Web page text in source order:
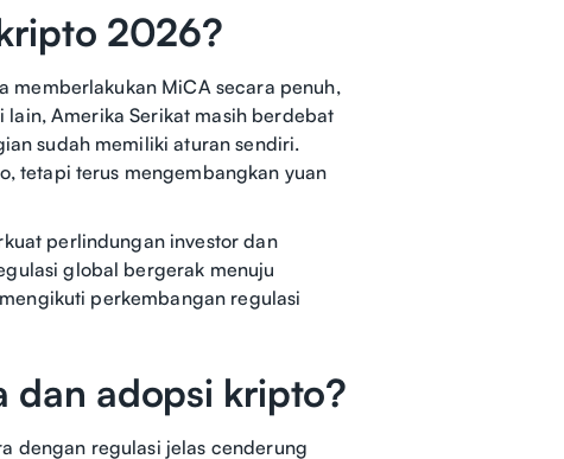
2026?
memberlakukan MiCA secara penuh,
Amerika Serikat masih berdebat
sudah memiliki aturan sendiri.
tetapi terus mengembangkan yuan
perlindungan investor dan
global bergerak menuju
perkembangan regulasi
dan adopsi kripto?
dengan regulasi jelas cenderung